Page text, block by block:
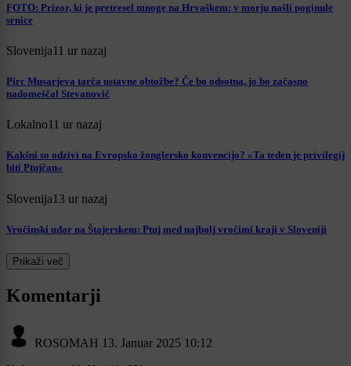
FOTO: Prizor, ki je pretresel mnoge na Hrvaškem: v morju našli poginule
srnice
Slovenija11 ur nazaj
Pirc Musarjeva tarča ustavne obtožbe? Če bo odsotna, jo bo začasno
nadomeščal Stevanović
Lokalno11 ur nazaj
Kakšni so odzivi na Evropsko žonglersko konvencijo? »Ta teden je privilegij
biti Ptujčan«
Slovenija13 ur nazaj
Vročinski udar na Štajerskem: Ptuj med najbolj vročimi kraji v Sloveniji
Prikaži več
Komentarji
ROSOMAH 13. Januar 2025 10:12